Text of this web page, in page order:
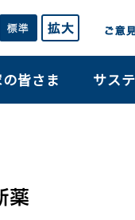
皆さま サス